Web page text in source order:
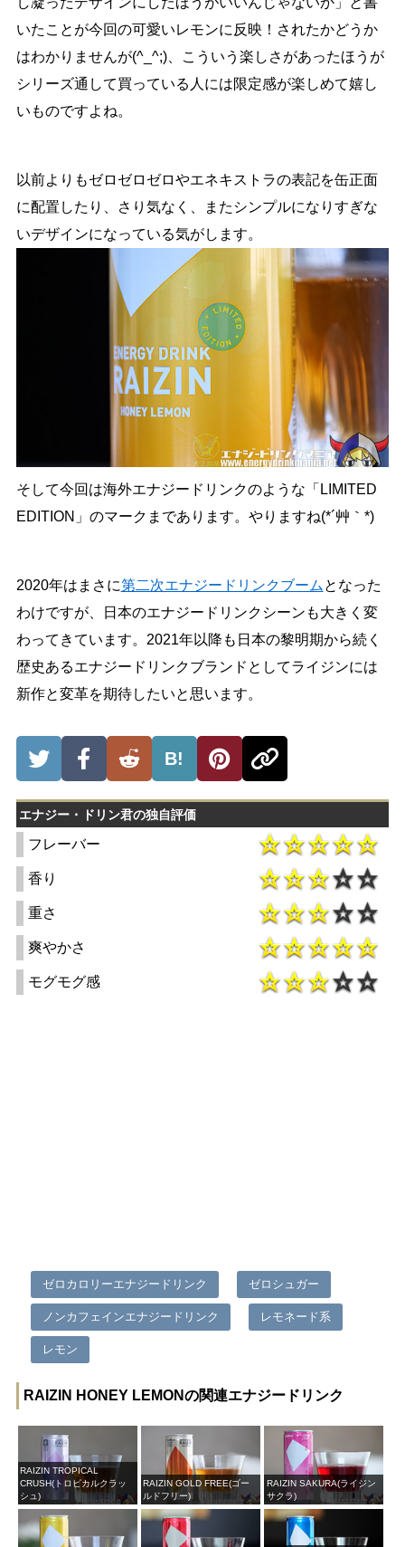
いたことが今回の可愛いレモンに反映！されたかどうか
はわかりませんが(^_^;)、こういう楽しさがあったほうが
シリーズ通して買っている人には限定感が楽しめて嬉し
いものですよね。
以前よりもゼロゼロゼロやエネキストラの表記を缶正面
に配置したり、さり気なく、またシンプルになりすぎな
いデザインになっている気がします。
そして今回は海外エナジードリンクのような「LIMITED
EDITION」のマークまであります。やりますね(*´艸｀*)
2020年はまさに第二次エナジードリンクブーム となった
わけですが、日本のエナジードリンクシーンも大きく変
わってきています。2021年以降も日本の黎明期から続く
歴史あるエナジードリンクブランドとしてライジンには
新作と変革を期待したいと思います。
B!
エナジー・ドリン君の独自評価
フレーバー
香り
重さ
爽やかさ
モグモグ感
ゼロカロリーエナジードリンク ゼロシュガー
ノンカフェインエナジードリンク レモネード系
レモン
RAIZIN HONEY LEMONの関連エナジードリンク
RAIZIN TROPICAL
CRUSH(トロピカルクラッ
シュ)
RAIZIN GOLD FREE(ゴー
ルドフリー)
RAIZIN SAKURA(ライジン
サクラ)